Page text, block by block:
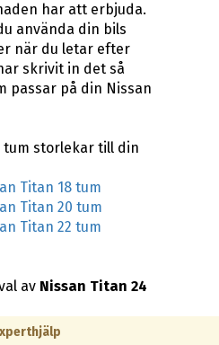
har att erbjuda.
använda din bils
när du letar efter
skrivit in det så
passar på din Nissan
tum storlekar till din
Titan 18 tum
Titan 20 tum
Titan 22 tum
av Nissan Titan 24